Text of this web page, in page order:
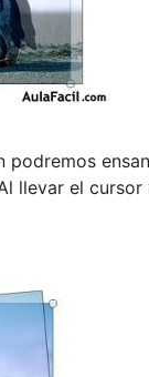
podremos
llevar el